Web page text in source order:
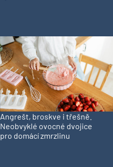
Angrešt, broskve i třešně.
Neobvyklé ovocné dvojice
pro domácí zmrzlinu